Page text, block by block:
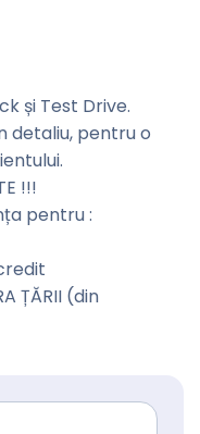
și Test Drive.
detaliu, pentru o
!!!
pentru :
ȚĂRII (din